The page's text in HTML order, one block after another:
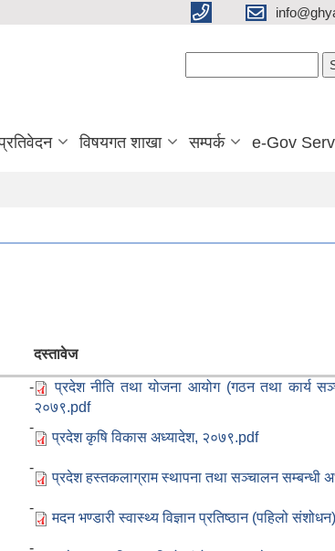
विषयगत शाखा सम्पर्क e-Gov
दस्तावेज
-
प्रदेश नीति तथा योजना आयोग (गठन तथा कार्य
२०७९.pdf
-
प्रदेश कृषि विकास अध्यादेश, २०७९.pdf
-
प्रदेश हस्तकलाग्राम स्थापना तथा सञ्चालन सम्बन्धी
-
मदन भण्डारी स्वास्थ्य विज्ञान प्रतिष्ठान (पहिलो
-